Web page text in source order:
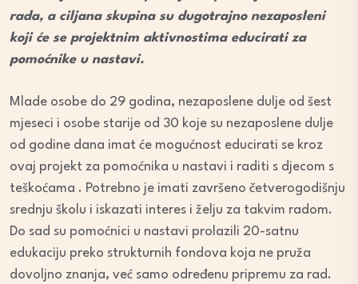
rada, a ciljana skupina su dugotrajno nezaposleni
koji će se projektnim aktivnostima educirati za
pomoćnike u nastavi.
Mlade osobe do 29 godina, nezaposlene dulje od šest
mjeseci i osobe starije od 30 koje su nezaposlene dulje
od godine dana imat će mogućnost educirati se kroz
ovaj projekt za pomoćnika u nastavi i raditi s djecom s
teškoćama . Potrebno je imati završeno četverogodišnju
srednju školu i iskazati interes i želju za takvim radom.
Do sad su pomoćnici u nastavi prolazili 20-satnu
edukaciju preko strukturnih fondova koja ne pruža
dovoljno znanja, već samo određenu pripremu za rad.